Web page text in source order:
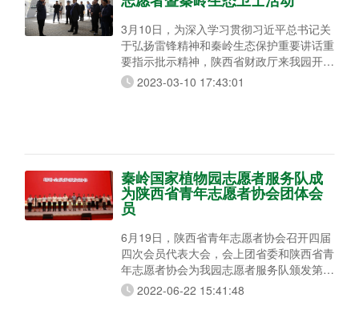
紧日子”
3月10日，为深入学习贯彻习近平总书记关
于弘扬雷锋精神和秦岭生态保护重要讲话重
要指示批示精神，陕西省财政厅来我园开展
主题为“践行雷锋精神，共筑绿色家园”学雷
锋志愿者暨秦岭生态卫士活动。陕西省财政
等80多名党员干部参加了此次志愿者活
动。 上午，大家在我园义务植树点开展了
义务植树志愿
2023-03-10 17:43:01
秦岭国家植物园志愿者服务队成
为陕西省青年志愿者协会团体会
员
6月19日，陕西省青年志愿者协会召开四届
四次会员代表大会，会上团省委和陕西省青
年志愿者协会为我园志愿者服务队颁发第四
届团体会员证书，我园志愿者服务队被正式
认定为陕西省青年志愿者协会团体会员。
2022-06-22 15:41:48